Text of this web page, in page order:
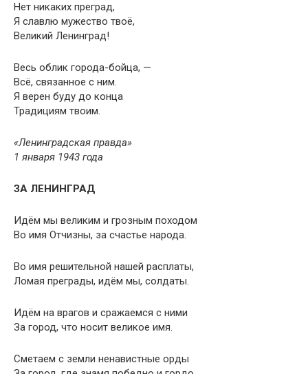
Нет никаких преград,
Я славлю мужество твоё,
Великий Ленинград!
Весь облик города-бойца, —
Всё, связанное с ним.
Я верен буду до конца
Традициям твоим.
«Ленинградская правда»
1 января 1943 года
ЗА ЛЕНИНГРАД
Идём мы великим и грозным походом
Во имя Отчизны, за счастье народа.
Во имя решительной нашей расплаты,
Ломая преграды, идём мы, солдаты.
Идём на врагов и сражаемся с ними
За город, что носит великое имя.
Сметаем с земли ненавистные орды